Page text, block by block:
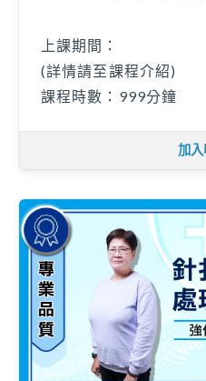
上課期間：
(詳情請至課程介紹)
課程時數：999分鐘
加